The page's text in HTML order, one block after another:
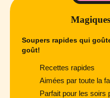
Soupers rapides qui
goût!
Recettes rapides
Aimées par toute la
Parfait pour les soirs